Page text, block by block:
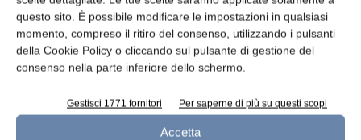
questo sito. È possibile modificare le impostazioni in qualsiasi
momento, compreso il ritiro del consenso, utilizzando i pulsanti
della Cookie Policy o cliccando sul pulsante di gestione del
consenso nella parte inferiore dello schermo.
Gestisci 1771 fornitori Per saperne di più su questi scopi
Accetta
parte anteriore degli imballaggi di
un’etichettatura nutrizionale obbligatoria e
armonizzata nonché dalle disposizioni del
codice di condotta dell’UE sulle pratiche
commerciali e di marketing responsabili nella
filiera alimentare, entrato in vigore nel luglio